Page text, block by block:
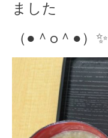
ました
（●＾o＾●）✨